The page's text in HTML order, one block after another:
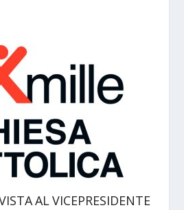
AL VICEPRESIDENTE